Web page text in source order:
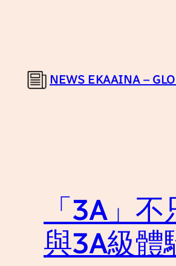
NEWS EKAAINA –
「3A」
與3A級體